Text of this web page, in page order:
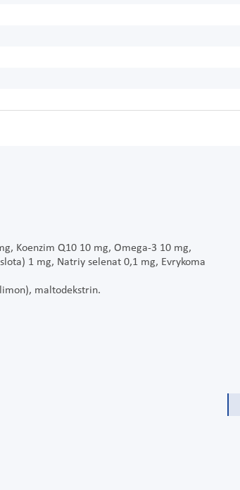
Koenzim Q10 10 mg, Omega-3 10 mg,
1 mg, Natriy selenat 0,1 mg, Evrykoma
maltodekstrin.